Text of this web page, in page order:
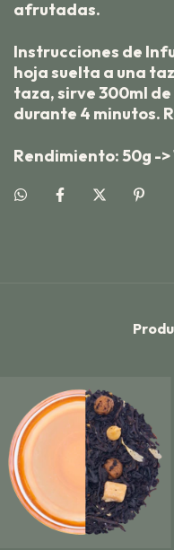
afrutadas.
Instrucciones de
hoja suelta a una
taza, sirve 300ml
durante 4 minutos.
Rendimiento:50g ->